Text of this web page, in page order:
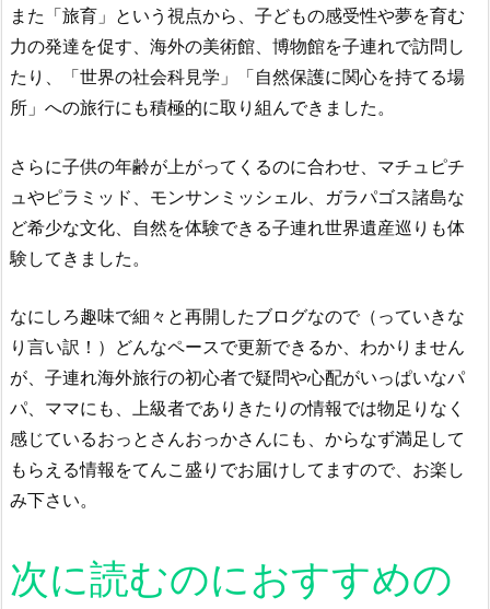
また「旅育」という視点から、子どもの感受性や夢を育む
力の発達を促す、海外の美術館、博物館を子連れで訪問し
たり、「世界の社会科見学」「自然保護に関心を持てる場
所」への旅行にも積極的に取り組んできました。
さらに子供の年齢が上がってくるのに合わせ、マチュピチ
ュやピラミッド、モンサンミッシェル、ガラパゴス諸島な
ど希少な文化、自然を体験できる子連れ世界遺産巡りも体
験してきました。
なにしろ趣味で細々と再開したブログなので（っていきな
り言い訳！）どんなペースで更新できるか、わかりません
が、子連れ海外旅行の初心者で疑問や心配がいっぱいなパ
パ、ママにも、上級者でありきたりの情報では物足りなく
感じているおっとさんおっかさんにも、からなず満足して
もらえる情報をてんこ盛りでお届けしてますので、お楽し
み下さい。
次に読むのにおすすめの